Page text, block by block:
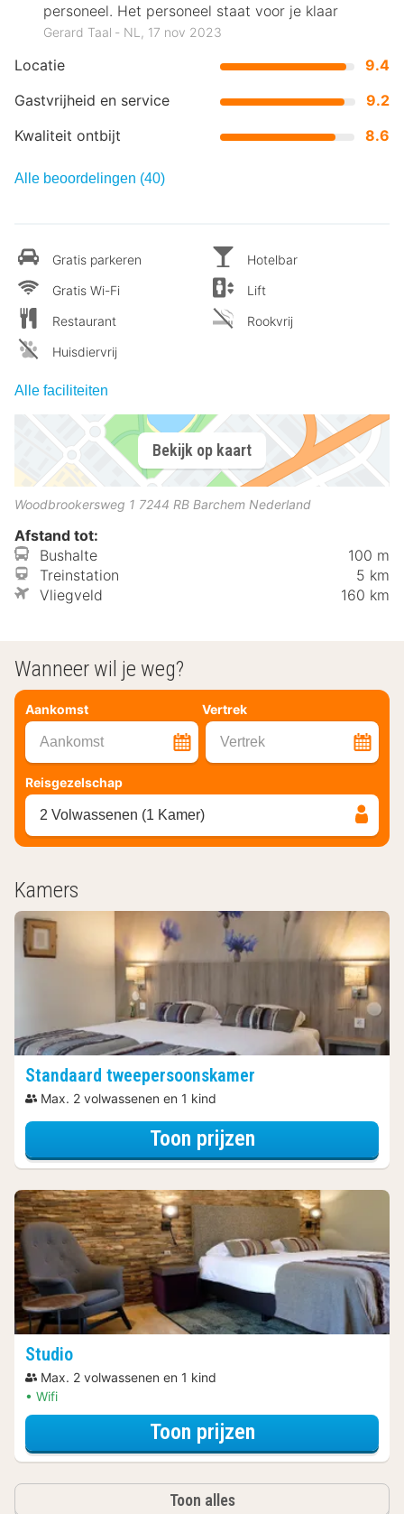
Locatie
9.4
Gastvrijheid en service
9.2
Kwaliteit ontbijt
8.6
personeel. Het personeel staat voor je klaar
Gerard Taal ‐ NL, 17 nov 2023
Alle beoordelingen (40)
Gratis parkeren
Gratis Wi-Fi
Restaurant
Huisdiervrij
Hotelbar
Lift
Rookvrij
Alle faciliteiten
Bekijk op kaart
Woodbrookersweg 1 7244 RB Barchem Nederland
Afstand tot:
Bushalte
100 m
Treinstation
5 km
Vliegveld
160 km
Wanneer wil je weg?
Aankomst Vertrek
Aankomst Vertrek
Reisgezelschap
2 Volwassenen (1 Kamer)
Kamers
Standaard tweepersoonskamer
Max. 2 volwassenen en 1 kind
Toon prijzenvoor Standaard
Studio
Max. 2 volwassenen en 1 kind
Wifi
Toon prijzenvoor Studio
Toon alles